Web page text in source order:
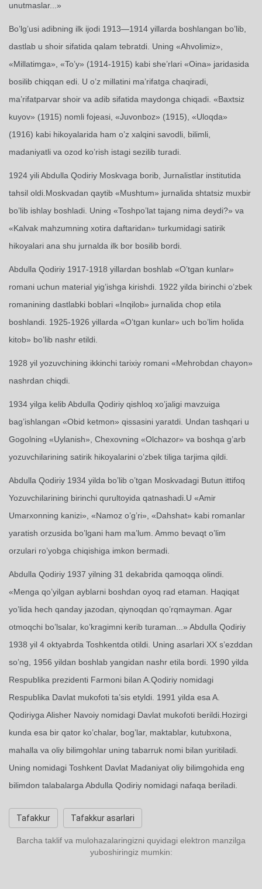
unutmaslar...»
Bo’lg’usi adibning ilk ijodi 1913—1914 yillarda boshlangan bo’lib,
dastlab u shoir sifatida qalam tebratdi. Uning «Ahvolimiz»,
«Millatimga», «To’y» (1914-1915) kabi she’rlari «Oina» jaridasida
bosilib chiqqan edi. U o’z millatini ma’rifatga chaqiradi,
ma’rifatparvar shoir va adib sifatida maydonga chiqadi. «Baxtsiz
kuyov» (1915) nomli fojeasi, «Juvonboz» (1915), «Uloqda»
(1916) kabi hikoyalarida ham o’z xalqini savodli, bilimli,
madaniyatli va ozod ko’rish istagi sezilib turadi.
1924 yili Abdulla Qodiriy Moskvaga borib, Jurnalistlar institutida
tahsil oldi.Moskvadan qaytib «Mushtum» jurnalida shtatsiz muxbir
bo’lib ishlay boshladi. Uning «Toshpo’lat tajang nima deydi?» va
«Kalvak mahzumning xotira daftaridan» turkumidagi satirik
hikoyalari ana shu jurnalda ilk bor bosilib bordi.
Abdulla Qodiriy 1917-1918 yillardan boshlab «O’tgan kunlar»
romani uchun material yig’ishga kirishdi. 1922 yilda birinchi o’zbek
romanining dastlabki boblari «Inqilob» jurnalida chop etila
boshlandi. 1925-1926 yillarda «O’tgan kunlar» uch bo’lim holida
kitob» bo’lib nashr etildi.
1928 yil yozuvchining ikkinchi tarixiy romani «Mehrobdan chayon»
nashrdan chiqdi.
1934 yilga kelib Abdulla Qodiriy qishloq xo’jaligi mavzuiga
bag’ishlangan «Obid ketmon» qissasini yaratdi. Undan tashqari u
Gogolning «Uylanish», Chexovning «Olchazor» va boshqa g’arb
yozuvchilarining satirik hikoyalarini o’zbek tiliga tarjima qildi.
Abdulla Qodiriy 1934 yilda bo’lib o’tgan Moskvadagi Butun ittifoq
Yozuvchilarining birinchi qurultoyida qatnashadi.U «Amir
Umarxonning kanizi», «Namoz o’g’ri», «Dahshat» kabi romanlar
yaratish orzusida bo’lgani ham ma’lum. Ammo bevaqt o’lim
orzulari ro’yobga chiqishiga imkon bermadi.
Abdulla Qodiriy 1937 yilning 31 dekabrida qamoqqa olindi.
«Menga qo’yilgan ayblarni boshdan oyoq rad etaman. Haqiqat
yo’lida hech qanday jazodan, qiynoqdan qo’rqmayman. Agar
otmoqchi bo’lsalar, ko’kragimni kerib turaman...» Abdulla Qodiriy
1938 yil 4 oktyabrda Toshkentda otildi. Uning asarlari XX s’ezddan
so’ng, 1956 yildan boshlab yangidan nashr etila bordi. 1990 yilda
Respublika prezidenti Farmoni bilan A.Qodiriy nomidagi
Respublika Davlat mukofoti ta’sis etyldi. 1991 yilda esa A.
Qodiriyga Alisher Navoiy nomidagi Davlat mukofoti berildi.Hozirgi
kunda esa bir qator ko’chalar, bog’lar, maktablar, kutubxona,
mahalla va oliy bilimgohlar uning tabarruk nomi bilan yuritiladi.
Uning nomidagi Toshkent Davlat Madaniyat oliy bilimgohida eng
bilimdon talabalarga Abdulla Qodiriy nomidagi nafaqa beriladi.
Tafakkur Tafakkur asarlari
Barcha taklif va mulohazalaringizni quyidagi elektron manzilga
yuboshiringiz mumkin: